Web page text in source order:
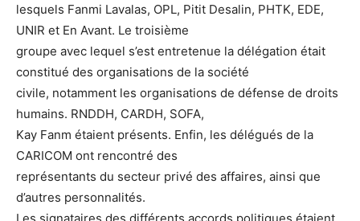
lesquels Fanmi Lavalas, OPL, Pitit Desalin, PHTK, EDE,
UNIR et En Avant. Le troisième
groupe avec lequel s’est entretenue la délégation était
constitué des organisations de la société
civile, notamment les organisations de défense de droits
humains. RNDDH, CARDH, SOFA,
Kay Fanm étaient présents. Enfin, les délégués de la
CARICOM ont rencontré des
représentants du secteur privé des affaires, ainsi que
d’autres personnalités.
Les signataires des différents accords politiques étaient